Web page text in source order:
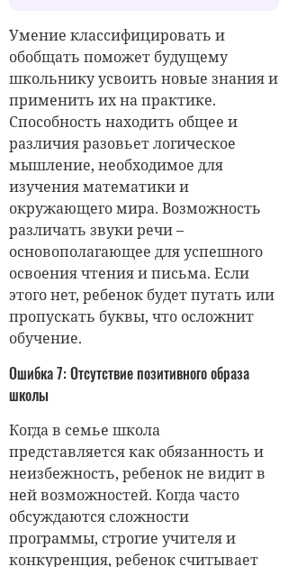
Умение классифицировать и
обобщать поможет будущему
школьнику усвоить новые знания и
применить их на практике.
Способность находить общее и
различия разовьет логическое
мышление, необходимое для
изучения математики и
окружающего мира. Возможность
различать звуки речи –
основополагающее для успешного
освоения чтения и письма. Если
этого нет, ребенок будет путать или
пропускать буквы, что осложнит
обучение.
Ошибка 7: Отсутствие позитивного образа
школы
Когда в семье школа
представляется как обязанность и
неизбежность, ребенок не видит в
ней возможностей. Когда часто
обсуждаются сложности
программы, строгие учителя и
конкуренция, ребенок считывает